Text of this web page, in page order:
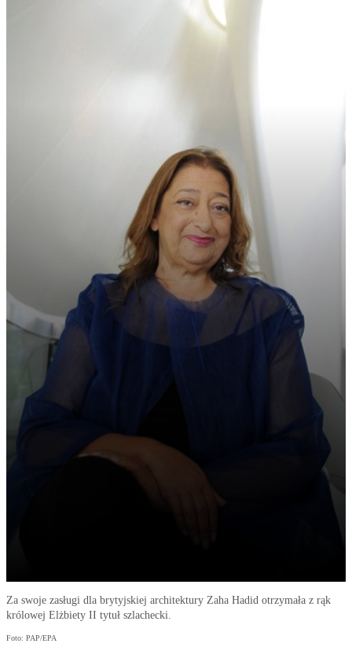
Za swoje zasługi dla brytyjskiej architektury Zaha Hadid otrzymała z rąk
królowej Elżbiety II tytuł szlachecki.
Foto: PAP/EPA